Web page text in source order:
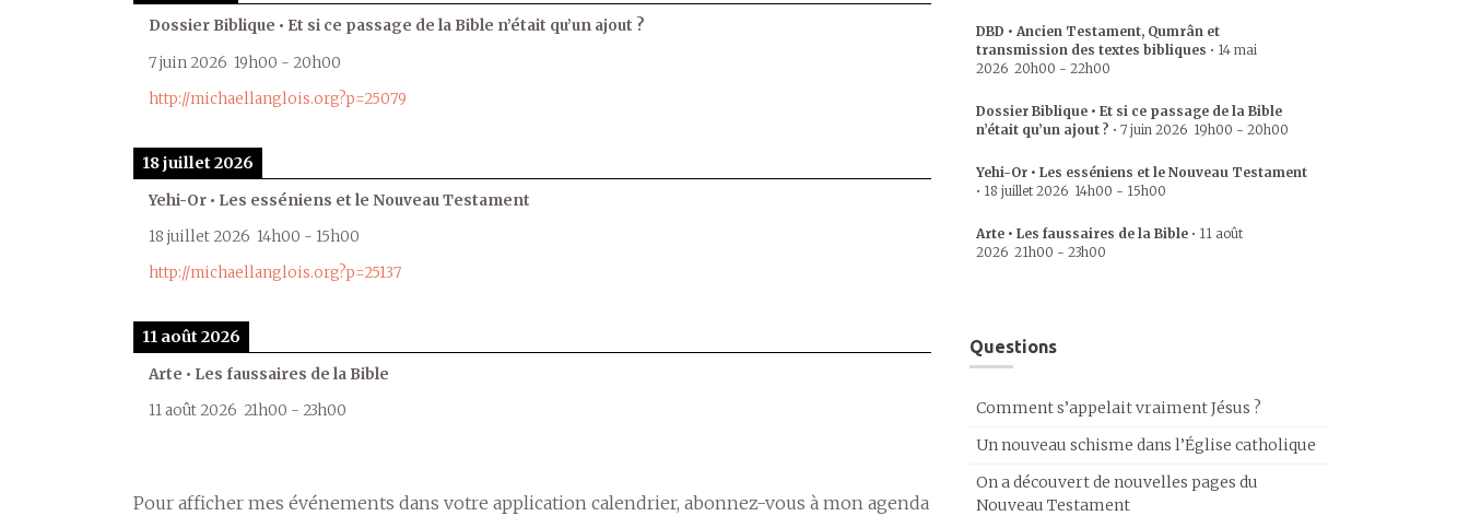
Dossier Biblique • Et si ce passage de la Bible n’était qu’un ajout ?
7 juin 2026 19h00 - 20h00
http://michaellanglois.org?p=25079
18 juillet 2026
Yehi-Or • Les esséniens et le Nouveau Testament
18 juillet 2026 14h00 - 15h00
http://michaellanglois.org?p=25137
11 août 2026
Arte • Les faussaires de la Bible
11 août 2026 21h00 - 23h00
Pour afficher mes événements dans votre application calendrier, abonnez-vous à mon agenda
DBD • Ancien Testament, Qumrân et
transmission des textes bibliques • 14 mai
2026 20h00 - 22h00
Dossier Biblique • Et si ce passage de la Bible
n’était qu’un ajout ? • 7 juin 2026 19h00 - 20h00
Yehi-Or • Les esséniens et le Nouveau Testament
• 18 juillet 2026 14h00 - 15h00
Arte • Les faussaires de la Bible • 11 août
2026 21h00 - 23h00
Questions
Comment s’appelait vraiment Jésus ?
Un nouveau schisme dans l’Église catholique
On a découvert de nouvelles pages du
Nouveau Testament